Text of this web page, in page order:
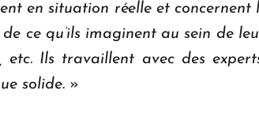
en situation réelle et concernent
ce qu’ils imaginent au sein de
Ils travaillent avec des
solide. »